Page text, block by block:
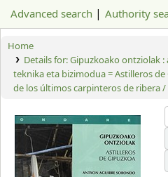
Advanced search Authority
Home
Details for:Gipuzkoako ontziolak :
teknika eta bizimodua = Astilleros
de los últimos carpinteros de ribera /